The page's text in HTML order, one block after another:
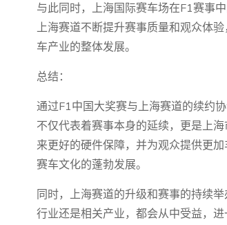
与此同时，上海国际赛车场在F1赛事
上海赛道不断提升赛事质量和观众体
车产业的整体发展。
总结：
通过F1中国大奖赛与上海赛道的续约
不仅代表着赛事本身的延续，更是上
来更好的硬件保障，并为观众提供更
赛车文化的蓬勃发展。
同时，上海赛道的升级和赛事的持续
行业还是相关产业，都会从中受益，